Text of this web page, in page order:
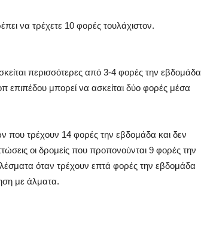
να τρέχετε 10 φορές τουλάχιστον.
περισσότερες από 3-4 φορές την εβδομάδα
μπορεί να ασκείται δύο φορές μέσα
τρέχουν 14 φορές την εβδομάδα και δεν
οι δρομείς που προπονούνται 9 φορές την
όταν τρέχουν επτά φορές την εβδομάδα
με άλματα.